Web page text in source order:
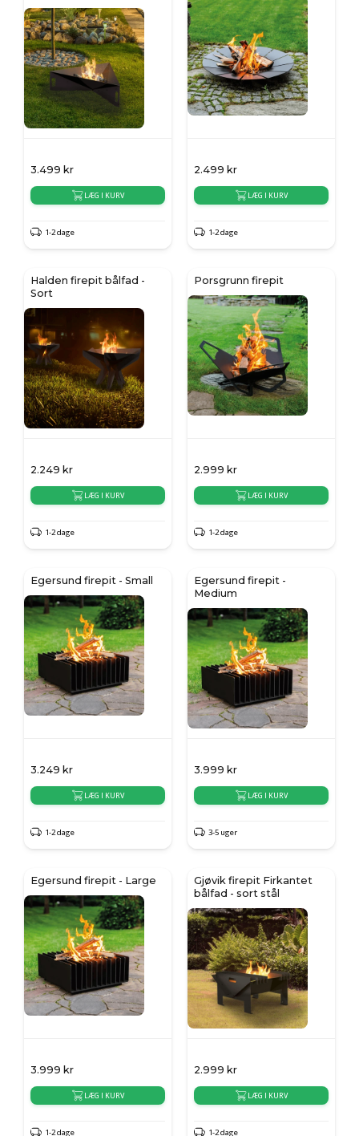
3.499 kr
LÆG I KURV
1-2 dage
2.499 kr
LÆG I KURV
1-2 dage
Halden firepit bålfad -
Sort
2.249 kr
LÆG I KURV
1-2 dage
Porsgrunn firepit
2.999 kr
LÆG I KURV
1-2 dage
Egersund firepit - Small
3.249 kr
LÆG I KURV
1-2 dage
Egersund firepit -
Medium
3.999 kr
LÆG I KURV
3-5 uger
Egersund firepit - Large
3.999 kr
LÆG I KURV
1-2 dage
Gjøvik firepit Firkantet
bålfad - sort stål
2.999 kr
LÆG I KURV
1-2 dage